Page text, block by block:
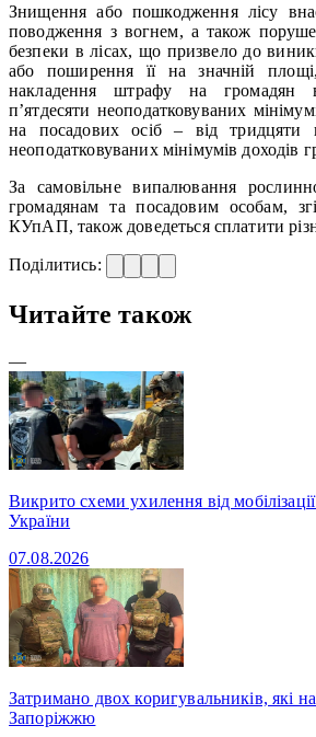
Знищення або пошкодження лісу
поводження з вогнем, а також
безпеки в лісах, що призвело до
або поширення її на значній
накладення штрафу на громадян
п’ятдесяти неоподатковуваних
на посадових осіб – від тридцяти
неоподатковуваних мінімумів доходів
За самовільне випалювання
громадянам та посадовим особам,
КУпАП, також доведеться сплатити
Поділитись:
Читайте також
—
Викрито схеми ухилення від
України
07.08.2026
Затримано двох коригувальників, які
Запоріжжю